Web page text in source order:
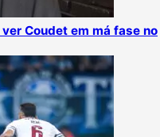
Coudet em má fase no